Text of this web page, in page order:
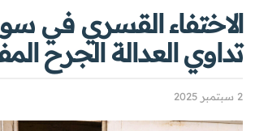
الاختفاء القسري في
تداوي العدالة الجرح
2 سبتمبر 2025